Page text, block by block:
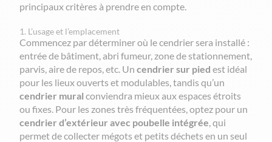
principaux critères à prendre en compte.
1. L’usage et l’emplacement
Commencez par déterminer où le cendrier sera installé :
entrée de bâtiment, abri fumeur, zone de stationnement,
parvis, aire de repos, etc. Uncendrier sur pied est idéal
pour les lieux ouverts et modulables, tandis qu’un
cendrier mural conviendra mieux aux espaces étroits
ou fixes. Pour les zones très fréquentées, optez pour un
cendrier d’extérieur avec poubelle intégrée, qui
permet de collecter mégots et petits déchets en un seul